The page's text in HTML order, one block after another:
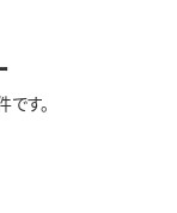
す。